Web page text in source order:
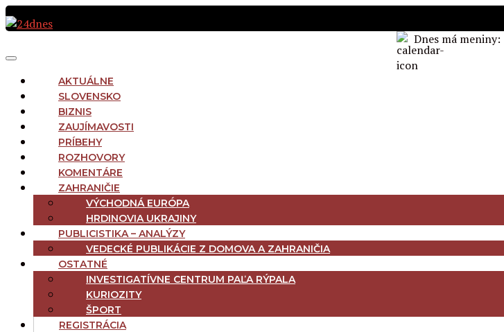
Preskočiť
na
Dnes má meniny:
Menu
AKTUÁLNE
SLOVENSKO
BIZNIS
ZAUJÍMAVOSTI
PRÍBEHY
ROZHOVORY
KOMENTÁRE
ZAHRANIČIE
VÝCHODNÁ EURÓPA
HRDINOVIA UKRAJINY
PUBLICISTIKA – ANALÝZY
VEDECKÉ PUBLIKÁCIE Z DOMOVA A ZAHRANIČIA
OSTATNÉ
INVESTIGATÍVNE CENTRUM PAĽA RÝPALA
KURIOZITY
ŠPORT
REGISTRÁCIA